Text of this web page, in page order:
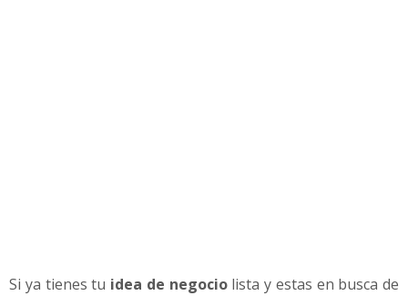
g
Si ya tienes tu idea de negociolista y estas en busca de